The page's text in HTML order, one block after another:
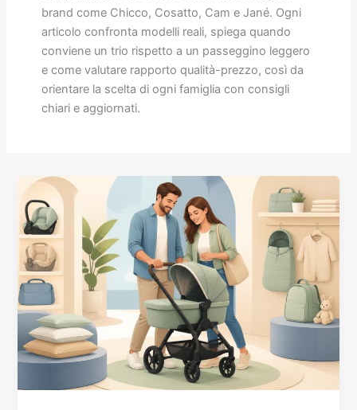
brand come Chicco, Cosatto, Cam e Jané. Ogni
articolo confronta modelli reali, spiega quando
conviene un trio rispetto a un passeggino leggero
e come valutare rapporto qualità-prezzo, così da
orientare la scelta di ogni famiglia con consigli
chiari e aggiornati.